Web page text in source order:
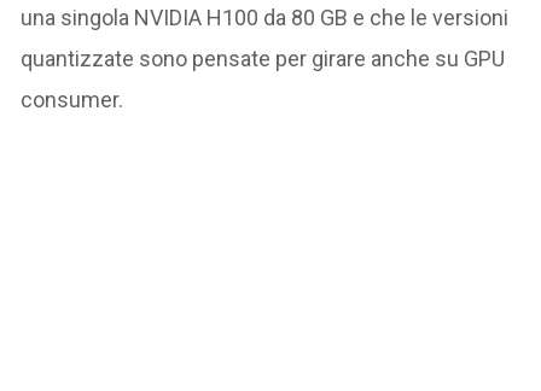
una singola NVIDIA H100 da 80 GB e che le versioni
quantizzate sono pensate per girare anche su GPU
consumer.